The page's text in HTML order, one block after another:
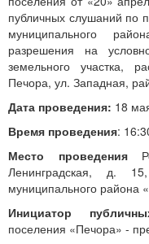
публичных слушаний по
муниципального
разрешения на
земельного участка,
Печора, ул. Западная,
Дата проведения: 18
Время проведения:
Место проведения
Ленинградская, д.
муниципального района
Инициатор
поселения «Печора» -